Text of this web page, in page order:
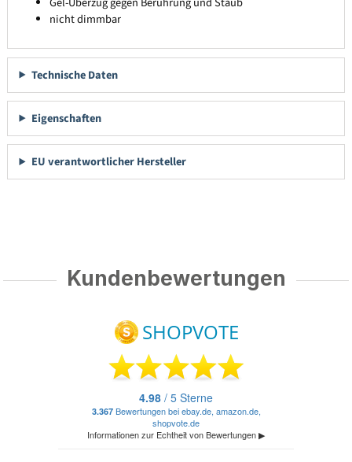
nicht dimmbar
Technische Daten
Eigenschaften
EU verantwortlicher Hersteller
Kundenbewertungen